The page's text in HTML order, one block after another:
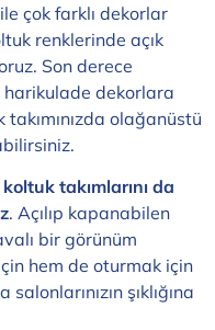
çok farklı dekorlar
renklerinde açık
Son derece
harikulade dekorlara
olağanüstü
takımlarını da
. Açılıp kapanabilen
bir görünüm
hem de oturmak için
şıklığına